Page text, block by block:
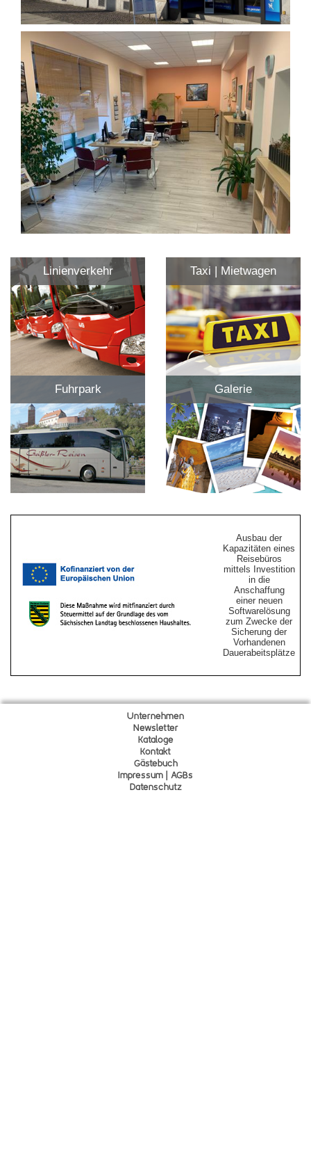
Linienverkehr Taxi | Mietwagen
Fuhrpark Galerie
Ausbau der
Kapazitäten eines
Reisebüros
mittels Investition
in die
Anschaffung
einer neuen
Softwarelösung
zum Zwecke der
Sicherung der
Vorhandenen
Dauerabeitsplätze
Unternehmen
Newsletter
Kataloge
Kontakt
Gästebuch
Impressum | AGBs
Datenschutz